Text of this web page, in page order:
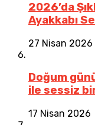
2026’da
Ayakkabı
27 Nisan 2026
Doğum
ile sessiz
17 Nisan 2026